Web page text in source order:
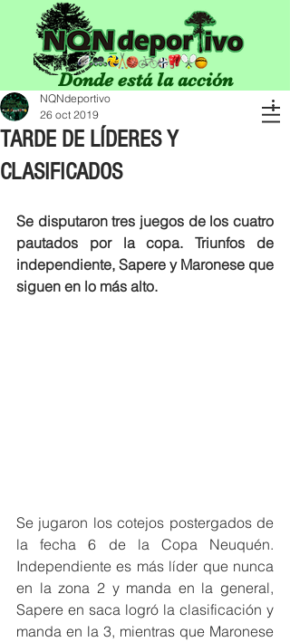
Donde está la acción
TARDE DE LÍDERES Y
CLASIFICADOS
NQNdeportivo
26 oct 2019
Se disputaron tres juegos de los cuatro
pautados por la copa. Triunfos de
independiente, Sapere y Maronese que
siguen en lo más alto.
Se jugaron los cotejos postergados de
la fecha 6 de la Copa Neuquén.
Independiente es más líder que nunca
en la zona 2 y manda en la general,
Sapere en saca logró la clasificación y
manda en la 3, mientras que Maronese